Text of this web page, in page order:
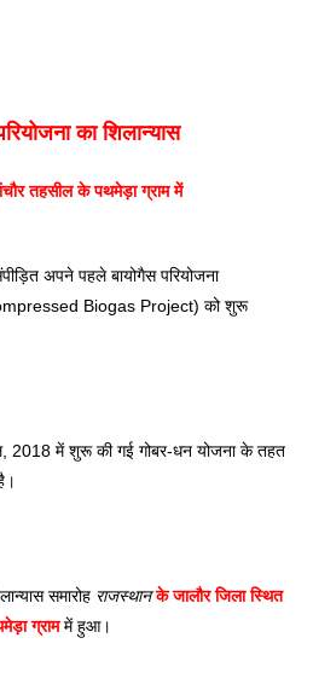
का शिलान्यास
तहसील के पथमेड़ा ग्राम में
अपने पहले बायोगैस परियोजना
Biogas Project) को शुरू
2018 में शुरू की गई गोबर-धन योजना के तहत
समारोह राजस्थान के जालौर जिला स्थित
ग्राम में हुआ।